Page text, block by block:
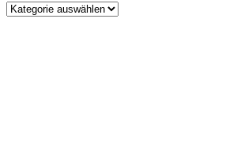
Kategorien